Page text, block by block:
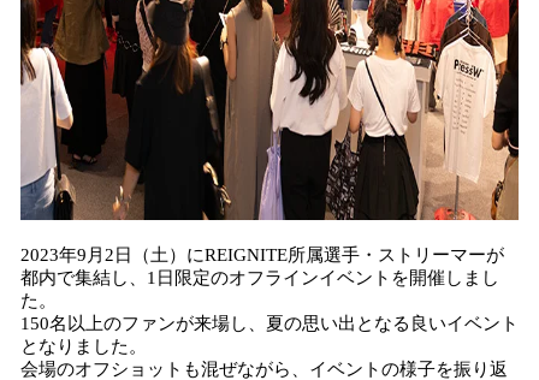
2023年9月2日（土）にREIGNITE所属選手・ストリーマーが
都内で集結し、1日限定のオフラインイベントを開催しまし
た。
150名以上のファンが来場し、夏の思い出となる良いイベント
となりました。
会場のオフショットも混ぜながら、イベントの様子を振り返